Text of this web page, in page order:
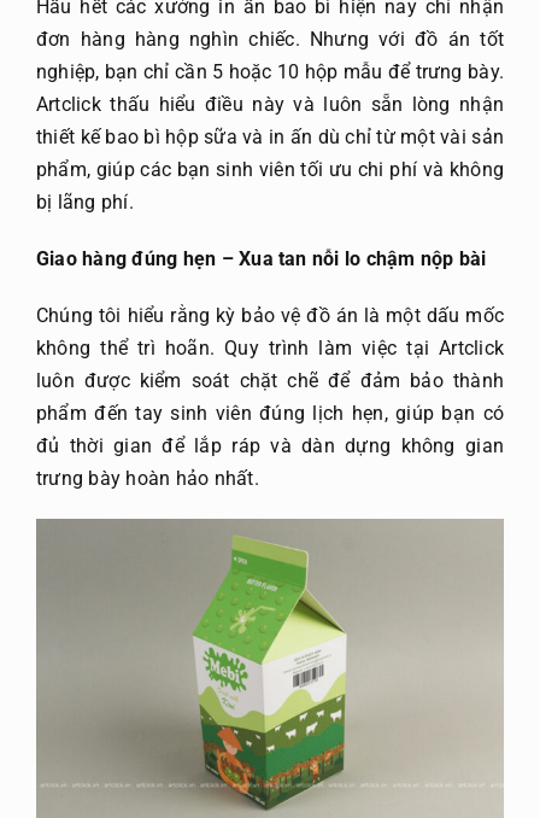
Hầu hết các xưởng in ấn bao bì hiện nay chỉ nhận
đơn hàng hàng nghìn chiếc. Nhưng với đồ án tốt
nghiệp, bạn chỉ cần 5 hoặc 10 hộp mẫu để trưng bày.
Artclick thấu hiểu điều này và luôn sẵn lòng nhận
thiết kế bao bì hộp sữa và in ấn dù chỉ từ một vài sản
phẩm, giúp các bạn sinh viên tối ưu chi phí và không
bị lãng phí.
Giao hàng đúng hẹn – Xua tan nỗi lo chậm nộp bài
Chúng tôi hiểu rằng kỳ bảo vệ đồ án là một dấu mốc
không thể trì hoãn. Quy trình làm việc tại Artclick
luôn được kiểm soát chặt chẽ để đảm bảo thành
phẩm đến tay sinh viên đúng lịch hẹn, giúp bạn có
đủ thời gian để lắp ráp và dàn dựng không gian
trưng bày hoàn hảo nhất.